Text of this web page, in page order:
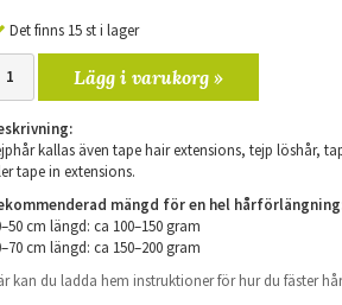
Det finns 15 st i lager
Lägg i varukorg »
kallas även tape hair extensions, tejp löshår,
tape in extensions.
mängd för en hel
cm längd: ca 100–150 gram
cm längd: ca 150–200 gram
kan du ladda hem instruktioner för hur du fäster